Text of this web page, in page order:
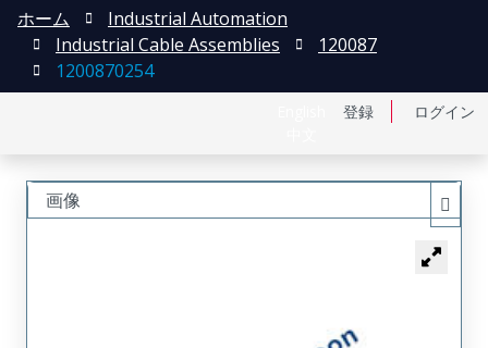
登録 ログイン
ホーム
Industrial Automation
Industrial Cable Assemblies
120087
1200870254
画像